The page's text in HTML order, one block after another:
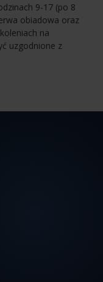
9-17 (po 8
obiadowa oraz
na
uzgodnione z